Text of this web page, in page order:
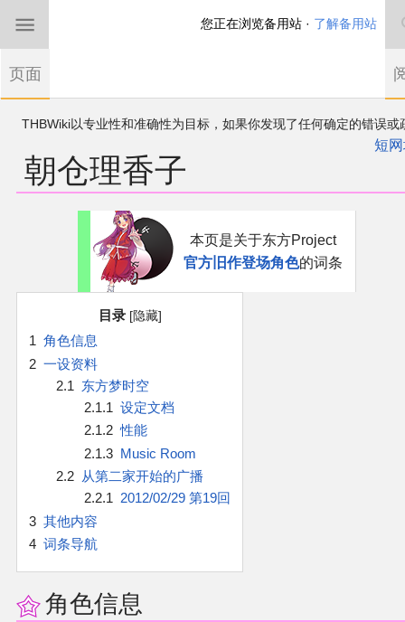
THBWiki以专业性和准确性为目标，如果你发现了任何确定的错误或
如果您是第一次来到这里，请点击右上角注册一
有任何意见、建议、求助、反馈都可以在
短
朝仓理香子
航
索
本页是关于东方Project
官方旧作登场角色的词条
目录
1 角色信息
2 一设资料
2.1 东方梦时空
2.1.1 设定文档
2.1.2 性能
2.1.3 Music Room
2.2 从第二家开始的广播
2.2.1 2012/02/29 第19回
3 其他内容
4 词条导航
角色信息
您正在浏览备用站 · 了解备用站
页面
首页
东方Project
东方同人规约
沙盒（建议使用）
加入我们
官方作品
官方书籍
官方角色